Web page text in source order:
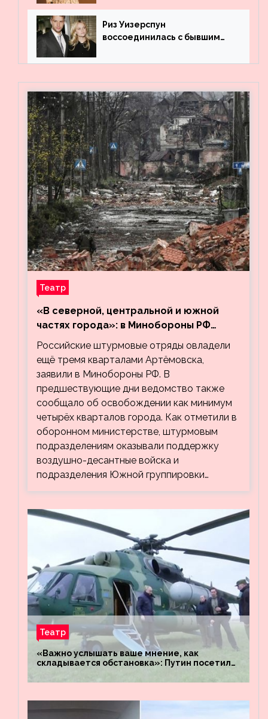
Риз Уизерспун
воссоединилась с бывшим
Театр
«В северной, центральной и южной
частях города»: в Минобороны РФ
заявили об освобождении ещё трёх
кварталов Артёмовска
Российские штурмовые отряды овладели
ещё тремя кварталами Артёмовска,
заявили в Минобороны РФ. В
предшествующие дни ведомство также
сообщало об освобождении как минимум
четырёх кварталов города. Как отметили в
оборонном министерстве, штурмовым
подразделениям оказывали поддержку
воздушно-десантные войска и
подразделения Южной группировки…
Театр
«Важно услышать ваше мнение, как
складывается обстановка»: Путин посетил
«Восток»